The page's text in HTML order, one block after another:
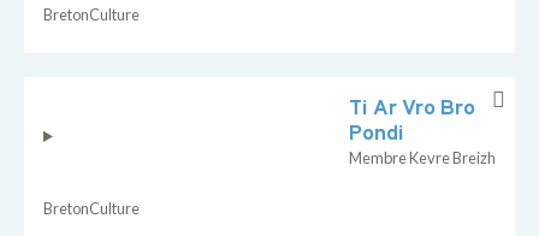
BretonCulture
Ti Ar Vro Bro
Pondi
Membre Kevre Breizh
BretonCulture